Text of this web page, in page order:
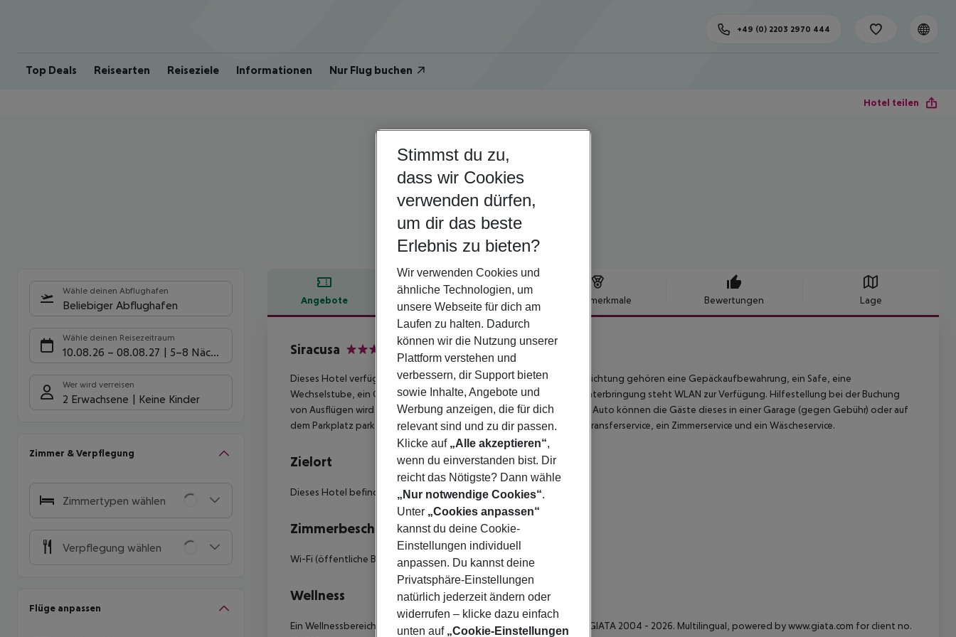
Top Deals Reisearten Reiseziele Informationen Nur Flug buchen
+49 (0) 2203 2970 444
Hotel teilen
Italien | Latium | Rom
Siracusa
3
Wähle deinen Abflughafen
Beliebiger Abflughafen
Wähle deinen Reisezeitraum
10.08.26 – 08.08.27 5-8 Nächte
Wer wird verreisen
2 Erwachsene Keine Kinder
Zimmer & Verpflegung
Zimmertypen wählen
Verpflegung wählen
Flüge anpassen
Angebote Hotelbeschreibung Hotelmerkmale Bewertungen Lage
Hotelbeschreibung
Siracusa
Dieses Hotel verfügt über einen Aufzug und eine Rezeption. Zur Einrichtung gehören eine Gepäckaufbewahrung, ein Safe, eine
Wechselstube, ein Geldautomat und ein Getränkeautomat. In der Unterbringung steht WLAN zur Verfügung. Hilfestellung bei der Buchung
von Ausflügen wird am Tourdesk geboten. Bei einer Anreise mit dem Auto können die Gäste dieses in einer Garage (gegen Gebühr) oder auf
dem Parkplatz parken. Zu den gebotenen Leistungen gehören ein Transferservice, ein Zimmerservice und ein Wäscheservice.
Zielort
Dieses Hotel befindet sich mitten im Zentrum von Rom.
Zimmerbeschreibung
Wi-Fi (öffentliche Bereiche)
Wellness
Ein Wellnessbereich mit einem Spa ist im Hotel zu finden. Copyright GIATA 2004 - 2026. Multilingual, powered by www.giata.com for client no.
Stimmst du zu,
dass wir Cookies
verwenden dürfen,
um dir das beste
Erlebnis zu bieten?
Wir verwenden Cookies und
ähnliche Technologien, um
unsere Webseite für dich am
Laufen zu halten. Dadurch
können wir die Nutzung unserer
Plattform verstehen und
verbessern, dir Support bieten
sowie Inhalte, Angebote und
Werbung anzeigen, die für dich
relevant sind und zu dir passen.
Klicke auf „Alle akzeptieren“,
wenn du einverstanden bist. Dir
reicht das Nötigste? Dann wähle
„Nur notwendige Cookies“.
Unter „Cookies anpassen“
kannst du deine Cookie-
Einstellungen individuell
anpassen. Du kannst deine
Privatsphäre-Einstellungen
natürlich jederzeit ändern oder
widerrufen – klicke dazu einfach
unten auf „Cookie-Einstellungen